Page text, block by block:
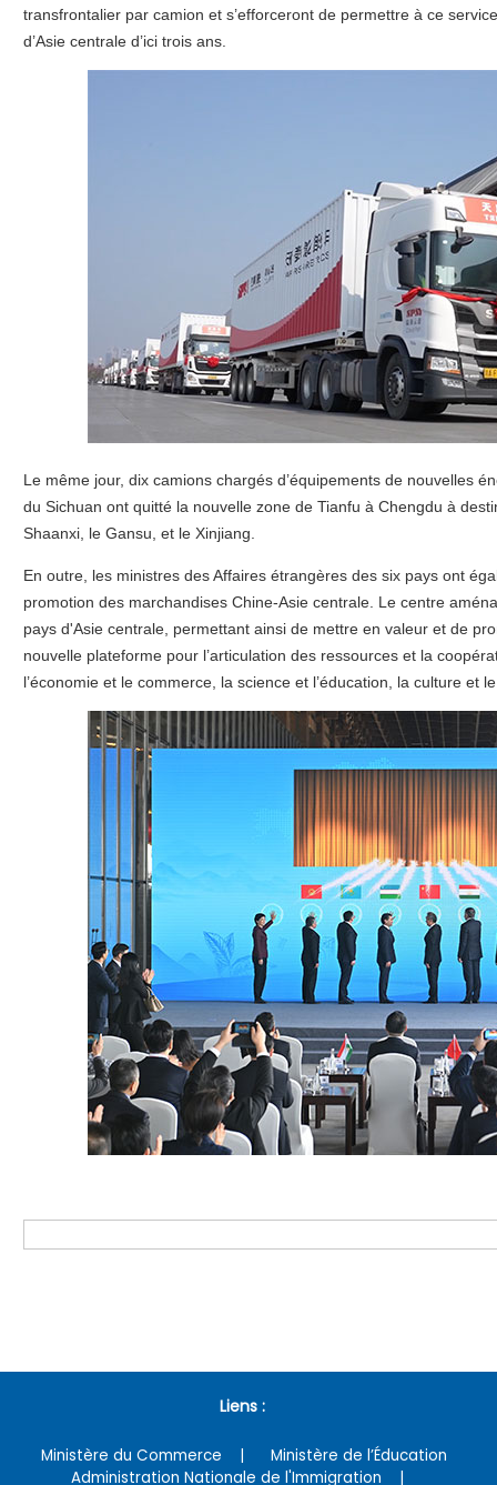
transfrontalier par camion et s’efforceront de permettre à ce
d’Asie centrale d’ici trois ans.
Le même jour, dix camions chargés d’équipements de nouvelles
du Sichuan ont quitté la nouvelle zone de Tianfu à Chengdu à
Shaanxi, le Gansu, et le Xinjiang.
En outre, les ministres des Affaires étrangères des six pays ont
promotion des marchandises Chine-Asie centrale. Le centre
pays d'Asie centrale, permettant ainsi de mettre en valeur et de
nouvelle plateforme pour l’articulation des ressources et la
l’économie et le commerce, la science et l’éducation, la culture et
Liens :
Ministère du Commerce
Ministère de l’Éducation
Administration Nationale de l'Immigration